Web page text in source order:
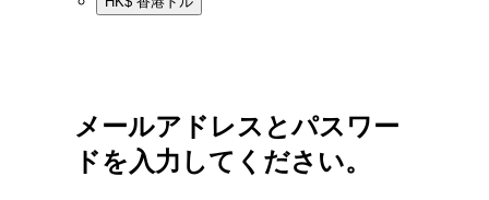
メールアドレスとパスワー
ドを入力してください。